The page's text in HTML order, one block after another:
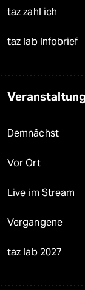
taz zahl ich
taz lab Infobrief
Demnächst
Vor Ort
Live im Stream
Vergangene
taz lab 2027